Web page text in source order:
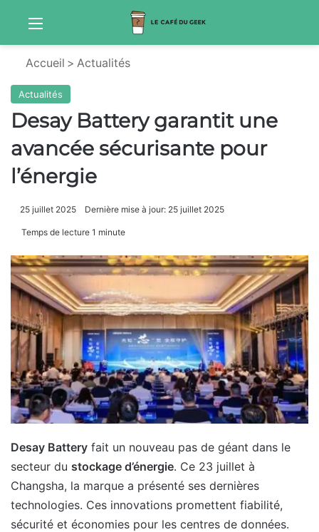
Menu
Accueil > Actualités
Actualités
Desay Battery garantit une
avancée sécurisante pour
l’énergie
25 juillet 2025 Dernière mise à jour: 25 juillet 2025
Temps de lecture 1 minute
Desay Battery fait un nouveau pas de géant dans le
secteur du stockage d’énergie. Ce 23 juillet à
Changsha, la marque a présenté ses dernières
technologies. Ces innovations promettent fiabilité,
sécurité et économies pour les centres de données.